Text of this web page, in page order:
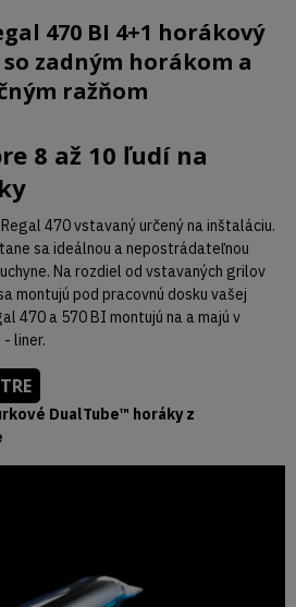
470 BI 4+1 horákový
zadným horákom a
ražňom
8 až 10 ľudí na
470 vstavaný určený na inštaláciu.
sa ideálnou a nepostrádateľnou
Na rozdiel od vstavaných grilov
montujú pod pracovnú dosku vašej
470 a 570 BI montujú na a majú v
liner.
DualTube™ horáky z